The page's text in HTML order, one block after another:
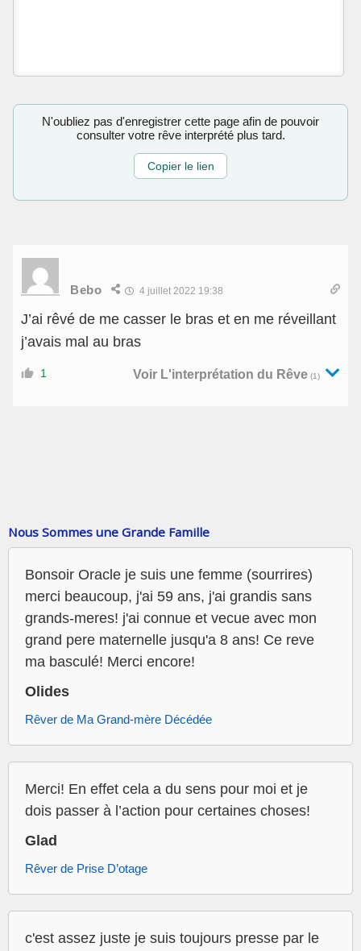
N'oubliez pas d'enregistrer cette page afin de pouvoir
consulter votre rêve interprété plus tard.
Copier le lien
Bebo 4 juillet 2022 19:38
J’ai rêvé de me casser le bras et en me réveillant
j’avais mal au bras
1 Voir L'interprétation du Rêve (1)
Nous Sommes une Grande Famille
Bonsoir Oracle je suis une femme (sourrires)
merci beaucoup, j'ai 59 ans, j'ai grandis sans
grands-meres! j'ai connue et vecue avec mon
grand pere maternelle jusqu'a 8 ans! Ce reve
ma basculé! Merci encore!
Olides
Rêver de Ma Grand-mère Décédée
Merci! En effet cela a du sens pour moi et je
dois passer à l’action pour certaines choses!
Glad
Rêver de Prise D’otage
c'est assez juste je suis toujours presse par le